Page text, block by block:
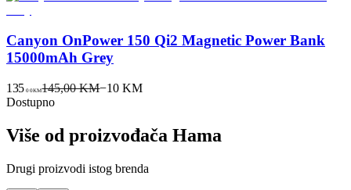
Canyon OnPower 150 Qi2 Magnetic Power Bank
15000mAh Grey
135 00KM145,00 KM−10 KM
Dostupno
Više od proizvođača Hama
Drugi proizvodi istog brenda